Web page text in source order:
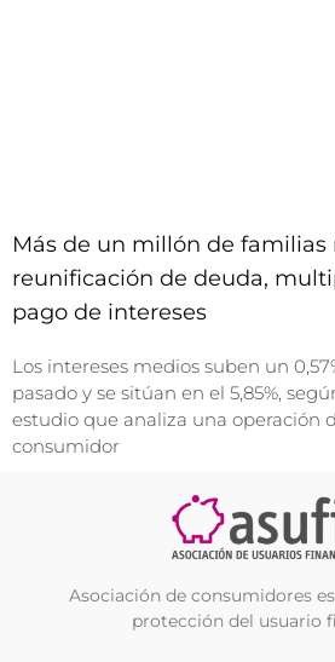
Más de un millón de familias
reunificación de deuda,
pago de intereses
Los intereses medios suben un
pasado y se sitúan en el 5,85%,
estudio que analiza una operación
consumidor
Asociación de consumidores
protección del usuario